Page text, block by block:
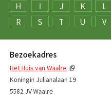
H
I J K L
R
S T U V
Bezoekadres
Het Huis van Waalre
Koningin Julianalaan 19
5582 JV Waalre